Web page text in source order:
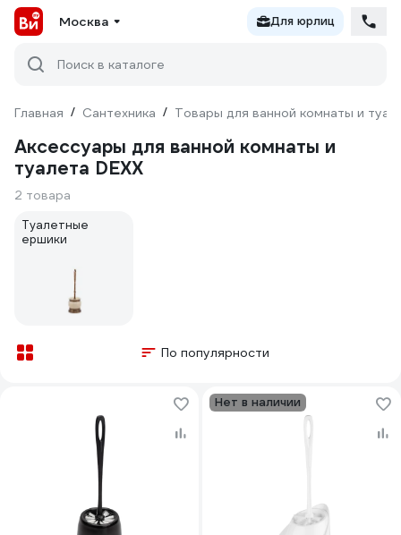
Москва Для юрлиц
Поиск в каталоге
Главная / Сантехника / Товары для ванной комнаты и
Аксессуары для ванной комнаты и
туалета DEXX
2 товара
Туалетные
ершики
По популярности
Нет в наличии